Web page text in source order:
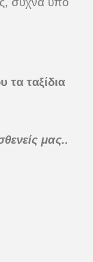
τα ταξίδια
μας..